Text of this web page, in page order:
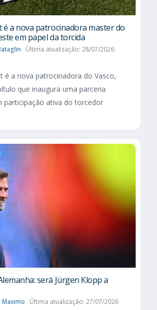
a nova patrocinadora master do
em papel da torcida
Última atualização: 28/07/2026
é a nova patrocinadora do Vasco,
que inaugura uma parceria
participação ativa do torcedor
será Jürgen Klopp a
Maximo Última atualização: 27/07/2026